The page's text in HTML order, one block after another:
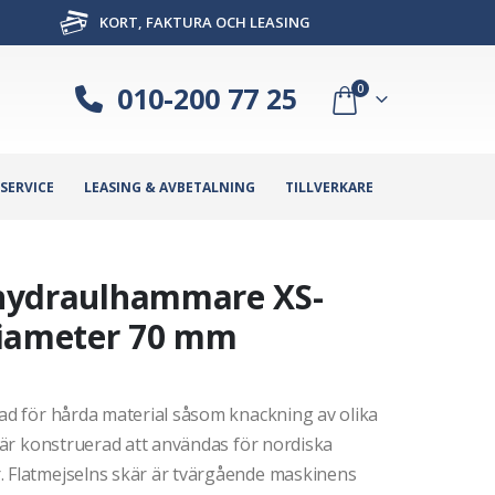
KORT, FAKTURA OCH LEASING
010-200 77 25 0
LEASING & AVBETALNING TILLVERKARE
XS-
70 mm
för hårda material såsom knackning av olika
konstruerad att användas för nordiska
skär är tvärgående maskinens